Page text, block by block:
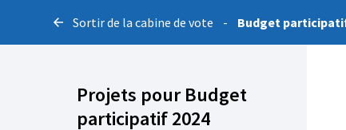
Sortir de la cabine de vote - Budget
Projets pour Budget
participatif 2024